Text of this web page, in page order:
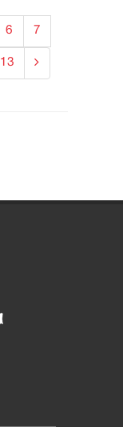
6 7
13